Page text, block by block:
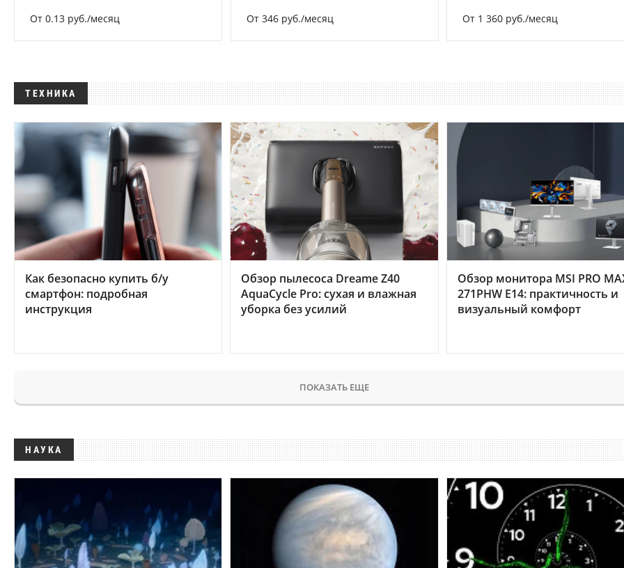
От 0.13 руб./месяц От 346 руб./месяц От 1 360 руб./месяц
ТЕХНИКА
Как безопасно купить б/у
смартфон: подробная
инструкция
Обзор пылесоса Dreame Z40
AquaCycle Pro: сухая и влажная
уборка без усилий
Обзор монитора MSI PRO
271PHW E14: практичность и
визуальный комфорт
ПОКАЗАТЬ ЕЩЕ
НАУКА